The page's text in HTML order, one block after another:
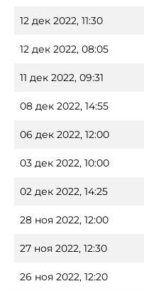
12 дек 2022, 11:30
12 дек 2022, 08:05
11 дек 2022, 09:31
08 дек 2022, 14:55
06 дек 2022, 12:00
03 дек 2022, 10:00
02 дек 2022, 14:25
28 ноя 2022, 12:00
27 ноя 2022, 12:30
26 ноя 2022, 12:20